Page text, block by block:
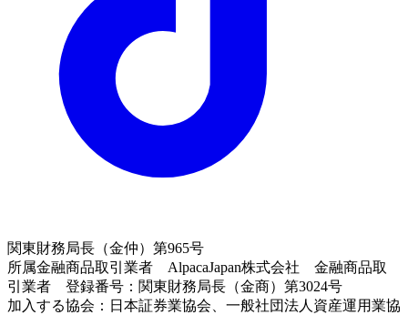
関東財務局長（金仲）第965号
所属金融商品取引業者 AlpacaJapan株式会社 金融商品取
引業者 登録番号：関東財務局長（金商）第3024号
加入する協会：日本証券業協会、一般社団法人資産運用業協